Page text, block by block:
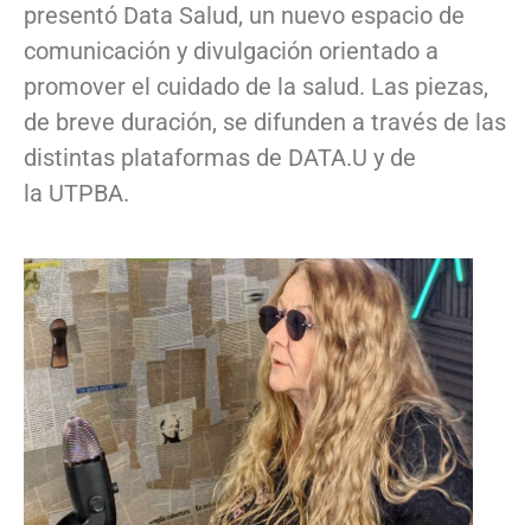
presentó Data Salud, un nuevo espacio de
comunicación y divulgación orientado a
promover el cuidado de la salud. Las piezas,
de breve duración, se difunden a través de las
distintas plataformas de DATA.U y de
la UTPBA.